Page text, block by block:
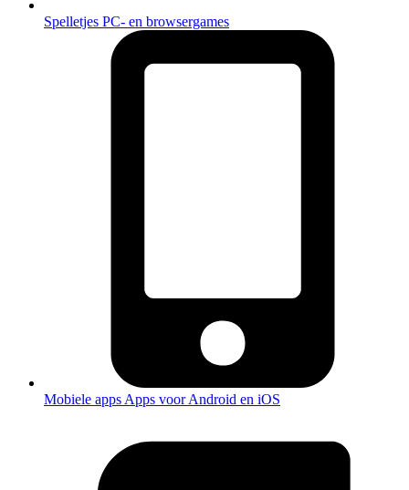
Spelletjes PC- en browsergames
Mobiele apps Apps voor Android en iOS